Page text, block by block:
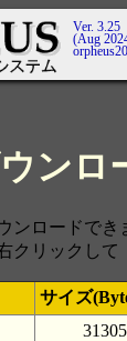
Ver. 3.25
(Aug
ンロ
ンロードでき
クリックし
サイズ